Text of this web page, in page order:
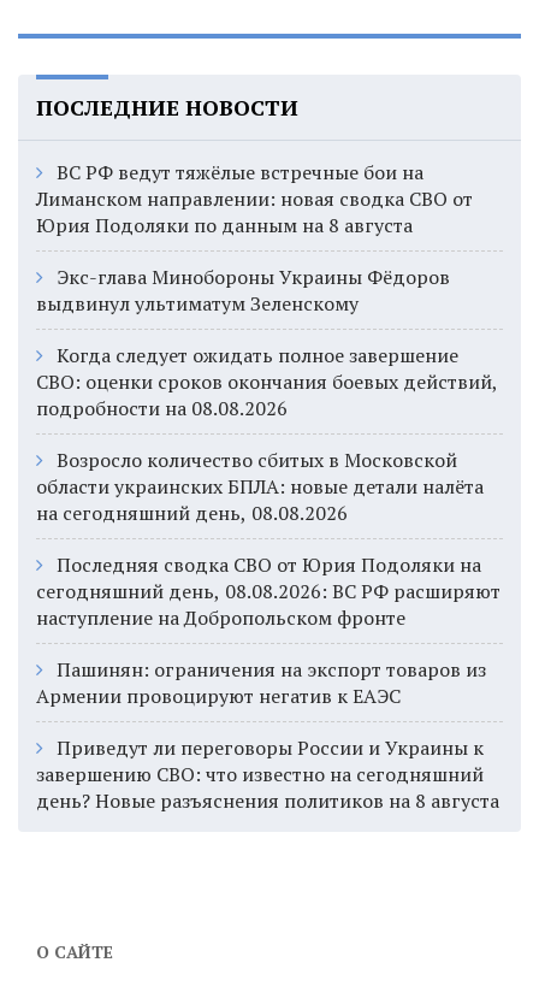
ПОСЛЕДНИЕ НОВОСТИ
ВС РФ ведут тяжёлые встречные бои на
Лиманском направлении: новая сводка СВО от
Юрия Подоляки по данным на 8 августа
Экс-глава Минобороны Украины Фёдоров
выдвинул ультиматум Зеленскому
Когда следует ожидать полное завершение
СВО: оценки сроков окончания боевых действий,
подробности на 08.08.2026
Возросло количество сбитых в Московской
области украинских БПЛА: новые детали налёта
на сегодняшний день, 08.08.2026
Последняя сводка СВО от Юрия Подоляки на
сегодняшний день, 08.08.2026: ВС РФ расширяют
наступление на Добропольском фронте
Пашинян: ограничения на экспорт товаров из
Армении провоцируют негатив к ЕАЭС
Приведут ли переговоры России и Украины к
завершению СВО: что известно на сегодняшний
день? Новые разъяснения политиков на 8 августа
О САЙТЕ